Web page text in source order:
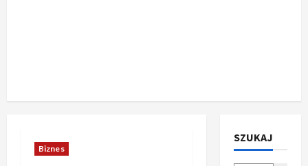
Biznes
SZUKAJ